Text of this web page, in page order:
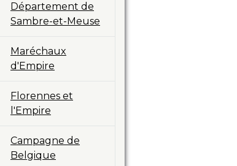
Département de
Sambre-et-Meuse
Maréchaux
d'Empire
Florennes et
l'Empire
Campagne de
Belgique